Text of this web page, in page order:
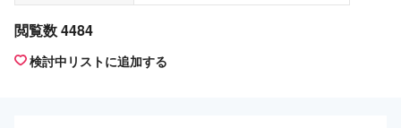
閲覧数 4484
検討中リストに追加する